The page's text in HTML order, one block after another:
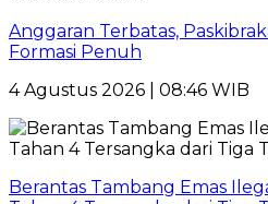
Anggaran Terbatas,
Formasi Penuh
4 Agustus 2026 | 08:46 WIB
Berantas Tambang Emas